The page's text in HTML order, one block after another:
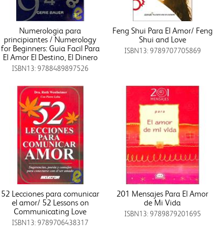
Numerologia para
principiantes / Numerology
for Beginners: Guia Facil Para
El Amor El Destino, El Dinero
ISBN13: 9788489897526
Feng Shui Para El Amor/ Feng
Shui and Love
ISBN13: 9789707705869
52 Lecciones para comunicar
el amor/ 52 Lessons on
Communicating Love
ISBN13: 9789706438317
201 Mensajes Para El Amor
de Mi Vida
ISBN13: 9789879201695